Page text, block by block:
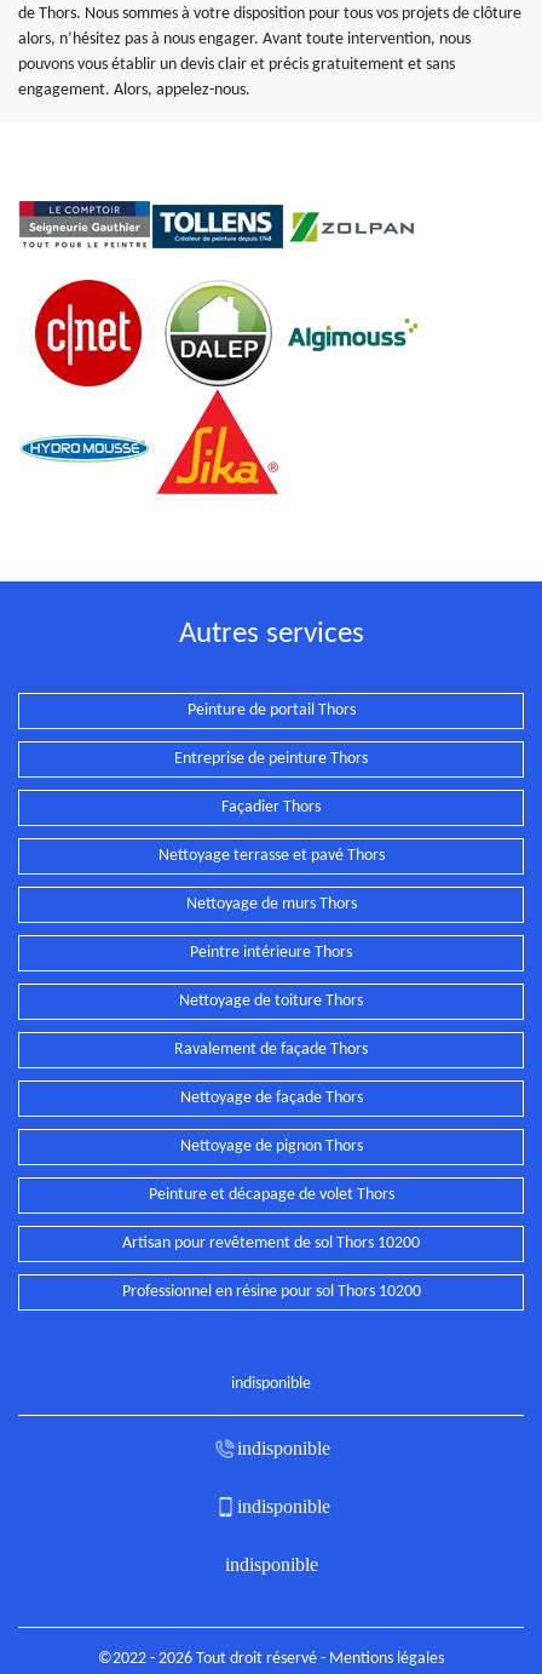
de Thors. Nous sommes à votre disposition pour tous vos projets de clôture
alors, n’hésitez pas à nous engager. Avant toute intervention, nous
pouvons vous établir un devis clair et précis gratuitement et sans
engagement. Alors, appelez-nous.
Autres services
Peinture de portail Thors
Entreprise de peinture Thors
Façadier Thors
Nettoyage terrasse et pavé Thors
Nettoyage de murs Thors
Peintre intérieure Thors
Nettoyage de toiture Thors
Ravalement de façade Thors
Nettoyage de façade Thors
Nettoyage de pignon Thors
Peinture et décapage de volet Thors
Artisan pour revêtement de sol Thors 10200
Professionnel en résine pour sol Thors 10200
indisponible
indisponible
indisponible
indisponible
©2022 - 2026 Tout droit réservé - Mentions légales